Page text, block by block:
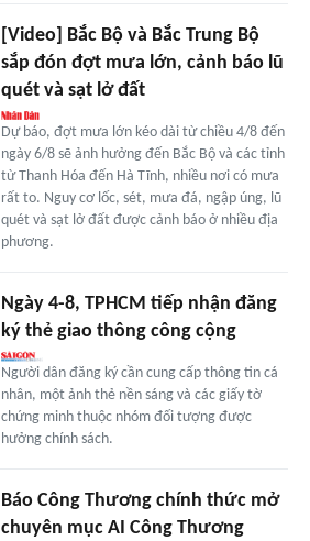
[Video] Bắc Bộ và Bắc Trung Bộ
sắp đón đợt mưa lớn, cảnh báo lũ
quét và sạt lở đất
Dự báo, đợt mưa lớn kéo dài từ chiều 4/8 đến
ngày 6/8 sẽ ảnh hưởng đến Bắc Bộ và các tỉnh
từ Thanh Hóa đến Hà Tĩnh, nhiều nơi có mưa
rất to. Nguy cơ lốc, sét, mưa đá, ngập úng, lũ
quét và sạt lở đất được cảnh báo ở nhiều địa
phương.
Ngày 4-8, TPHCM tiếp nhận đăng
ký thẻ giao thông công cộng
Người dân đăng ký cần cung cấp thông tin cá
nhân, một ảnh thẻ nền sáng và các giấy tờ
chứng minh thuộc nhóm đối tượng được
hưởng chính sách.
Báo Công Thương chính thức mở
chuyên mục AI Công Thương